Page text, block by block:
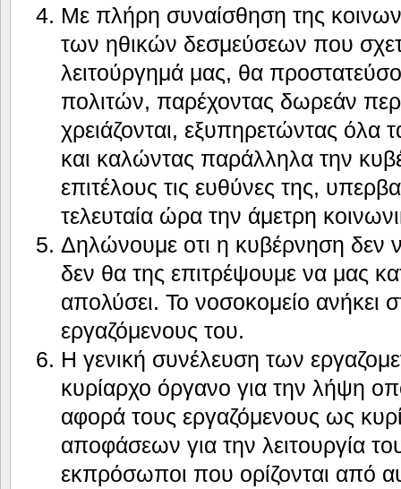
Με πλήρη συναίσθηση της
των ηθικών δεσμεύσεων που
λειτούργημά μας, θα
πολιτών, παρέχοντας δωρεάν
χρειάζονται, εξυπηρετώντας όλα
και καλώντας παράλληλα την
επιτέλους τις ευθύνες της,
τελευταία ώρα την άμετρη
Δηλώνουμε οτι η κυβέρνηση δεν
δεν θα της επιτρέψουμε να μας
απολύσει. Το νοσοκομείο ανήκει
εργαζόμενους του.
Η γενική συνέλευση των
κυρίαρχο όργανο για την λήψη
αφορά τους εργαζόμενους ως
αποφάσεων για την λειτουργία
εκπρόσωποι που ορίζονται από